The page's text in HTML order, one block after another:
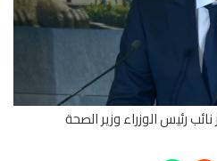
رئيس الوزراء وزير الصحة